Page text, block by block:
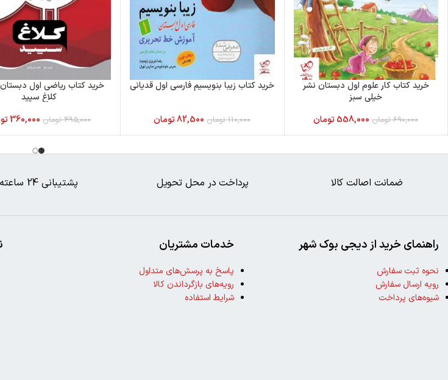
خرید کتاب کار علوم اول دبستان نشر
خیلی سبز
690,000 تومان 558,000تومان
خرید کتاب زیبا بنویسیم فارسی اول قدیانی
110,000 تومان 82,500تومان
خرید کتاب ریاضی اول
کلاغ سپید
495,000 تومان 360,000
ضمانت اصالت کالا پرداخت در محل تحویل پشتیبانی 24 ساعته
خدمات مشتریان
پاسخ به پرسش‌های متداول
رویه‌های بازگرداندن کالا
شرایط استفاده
راهنمای خرید از دیجی بوک شهر
نحوه ثبت سفارش
رویه ارسال سفارش
شیوه‌های پرداخت